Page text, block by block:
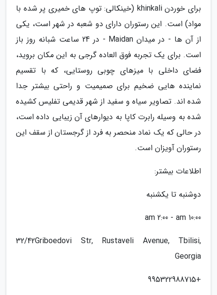
برای خوردن khinkali (خینکالی: توپ های خمیری پر شده با
مواد) است. این رستوران دارای دو شعبه در شهر است، یکی
از آن ها - در میدان Maidan - در 24 ساعت شبانه روز باز
است. برای یک تجربه فوق العاده گرجی به این مکان بروید،
فضای داخلی با میزهای چوبی روستایی، که با تقسیم
نماینده هایی ضخیم برای صمیمیت و راحتی بیشتر جدا
شده اند. تصاویر سیاه و سفید از شهر قدیمی تفلیس کشیده
شده به وسیله رابرت کاپا به دیوارهای آن زیبایی داده است،
در حالی که یک نماد منحصر به فرد از گرجستان از سقف این
رستوران آویزان است.
اطلاعات بیشتر:
دوشنبه تا یکشنبه
10:00 am 2:00 - am
32/42Griboedovi Str, Rustaveli Avenue, Tbilisi,
Georgia
+995322988715